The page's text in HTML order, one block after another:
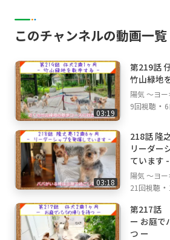
このチャンネルの動画一覧
03:19
第219話
竹山緑地
陽気 ～ヨ
9回視聴 ・
03:18
218話 隆
リーダー
ています -
陽気 ～ヨ
21回視聴 ・
第217話
ー お庭でパパの帰りを待
つ ー